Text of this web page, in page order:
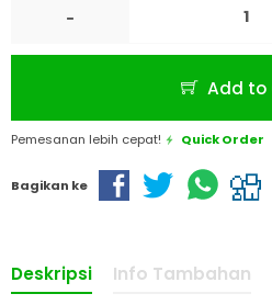
-
Add to
Pemesanan lebih cepat! Quick Order
Bagikan ke
Deskripsi Info Tambahan